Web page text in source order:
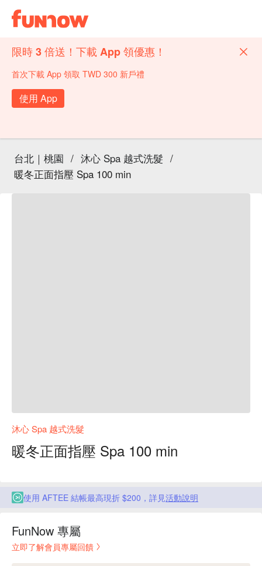
限時 3 倍送！下載 App 領優惠！
首次下載 App 領取 TWD 300 新戶禮
使用 App
台北｜桃園 / 沐心 Spa 越式洗髮 /
暖冬正面指壓 Spa 100 min
沐心 Spa 越式洗髮
暖冬正面指壓 Spa 100 min
使用 AFTEE 結帳最高現折 $200，詳見活動說明
FunNow 專屬
立即了解會員專屬回饋